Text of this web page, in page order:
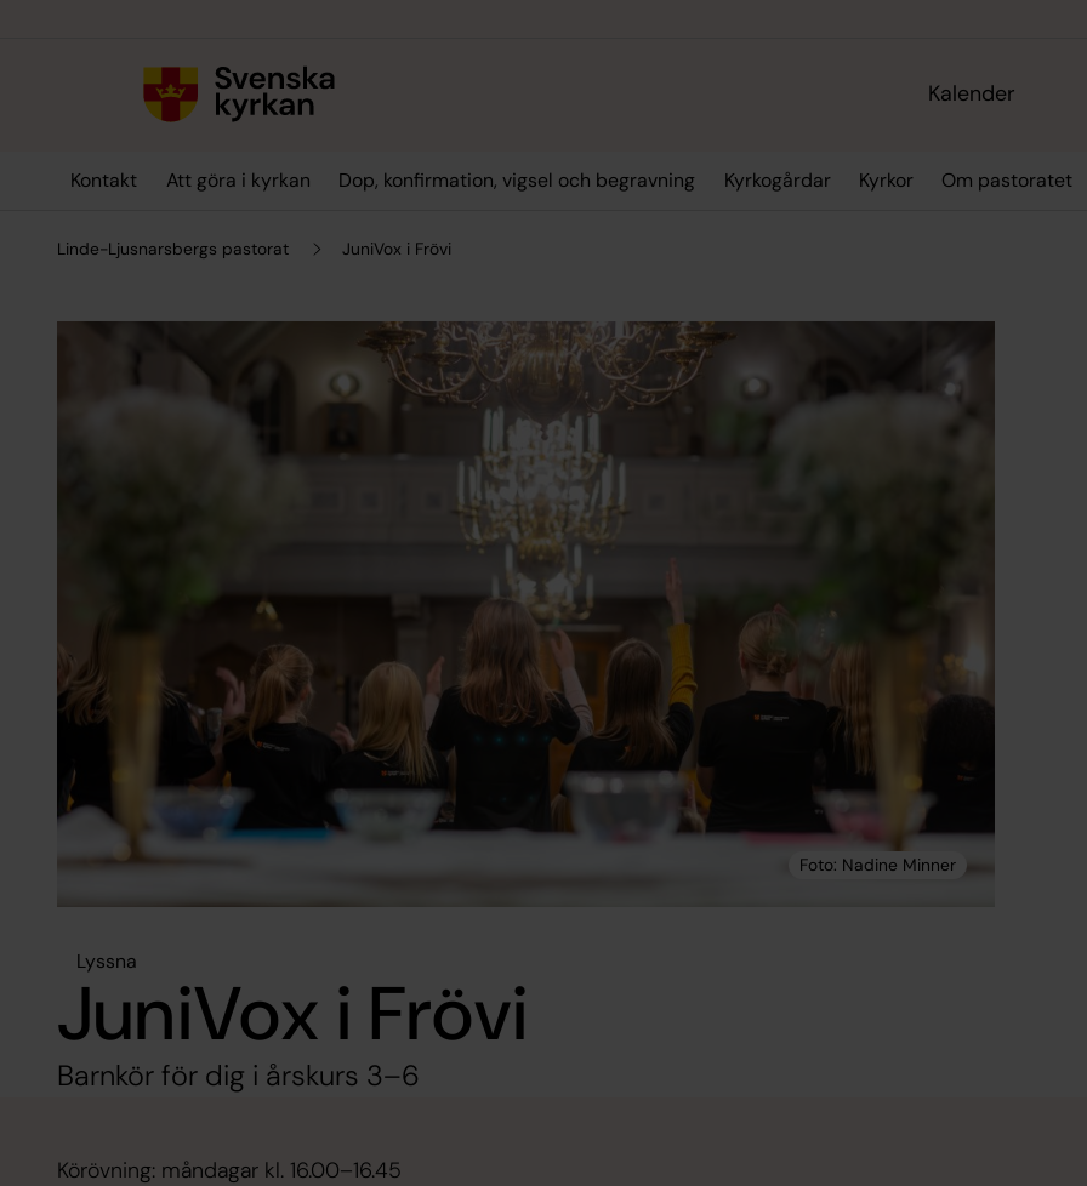
Kalender
Kontakt Att göra i kyrkan Dop, konfirmation, vigsel och begravning Kyrkogårdar Kyrkor Om pastoratet
Linde-Ljusnarsbergs pastorat JuniVox i Frövi
Lyssna
JuniVox i Frövi
Barnkör för dig i årskurs 3–6
Körövning: måndagar kl. 16.00–16.45